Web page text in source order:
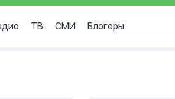
ТВ СМИ Блогеры